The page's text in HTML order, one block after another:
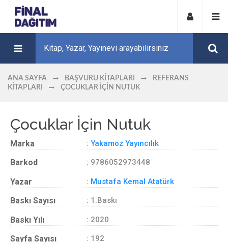
ANA SAYFA BAŞVURU KITAPLARI
REFERANS
KITAPLARI
ÇOCUKLAR İÇIN NUTUK
Çocuklar İçin Nutuk
Marka : Yakamoz Yayıncılık
Barkod : 9786052973448
Yazar : Mustafa Kemal Atatürk
Baskı Sayısı : 1.Baskı
Baskı Yılı : 2020
Sayfa Sayısı : 192